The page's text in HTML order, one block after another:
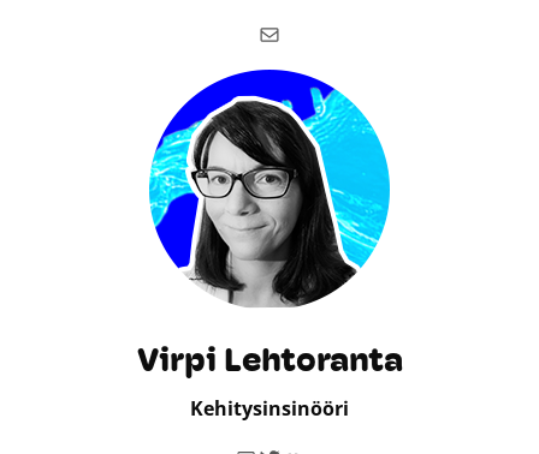
Sähköposti
Virpi Lehtoranta
Kehitysinsinööri